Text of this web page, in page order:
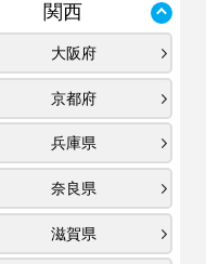
関西
大阪府
京都府
兵庫県
奈良県
滋賀県